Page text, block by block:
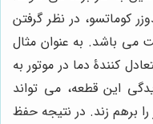
کوماتسو، در نظر گرفتن
می باشد. به عنوان مثال
کنندۀ دما در موتور به
این قطعه، می تواند
برهم زند. در نتیجه حفظ